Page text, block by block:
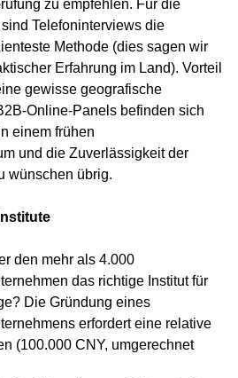
zu empfehlen. Für die
Telefoninterviews die
Methode (dies sagen wir
Erfahrung im Land). Vorteil
gewisse geografische
Online-Panels befinden sich
einem frühen
und die Zuverlässigkeit der
wünschen übrig.
den mehr als 4.000
das richtige Institut für
Die Gründung eines
erfordert eine relative
(100.000 CNY, umgerechnet